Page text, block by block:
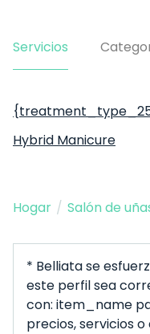
Servicios
Hybrid Manicure
Hogar / Salón de
* Belliata se
este perfil sea
con: item_name
precios, servicios